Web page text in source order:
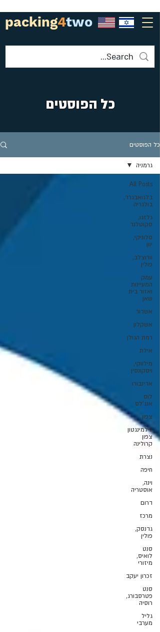
packing4two
כל הפוסטים
כל הפוסטים
All Posts
בלגואבגרד,
בולגריה
גלזגו,
סקוטלנד
סלוניקי,
יוון
וורוצלב,
פולין
עמק
המעיינות
ואזור בית
שאן
אשדוד
אשקלון
רמת הגולן
אילת
מילווקי,
ויסקונסין
אדינבורו
לוס
אנג'לס
צפון
ווילמינגטון
צפון
קרולינה
נצרת
חיפה
וינה,
אוסטריה
דרום
מרכז
גדנסק,
פולין
סנט
לואיס,
מיזורי
זכרון יעקב
סנט
פטרסבורג,
רוסיה
גליל
מערבי
גרמניה